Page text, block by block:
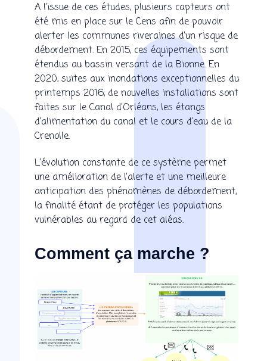
A l’issue de ces études, plusieurs capteurs ont
été mis en place sur le Cens afin de pouvoir
alerter les communes riveraines d’un risque de
débordement. En 2015, ces équipements sont
étendus au bassin versant de la Bionne. En
2020, suites aux inondations exceptionnelles du
printemps 2016, de nouvelles installations sont
faites sur le Canal d’Orléans, les étangs
d’alimentation du canal et le cours d’eau de la
Crenolle.
L’évolution constante de ce système permet
une amélioration de l’alerte et une meilleure
anticipation des phénomènes de débordement,
la finalité étant de protéger les populations
vulnérables au regard de cet aléas.
Comment ça marche ?